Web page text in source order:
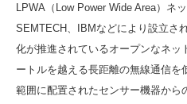
LPWA（Low Power Wide Area）ネ
SEMTECH、IBMなどにより設立さ
化が推進されているオープンなネッ
ートルを越える長距離の無線通信
範囲に配置されたセンサー機器から